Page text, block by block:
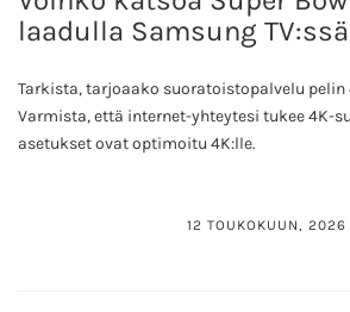
laadulla Samsung
Tarkista, tarjoaako suoratoistopalvelu pelin
Varmista, että internet-yhteytesi tukee 4K-
asetukset ovat optimoitu 4K:lle.
12 TOUKOKUUN, 2026